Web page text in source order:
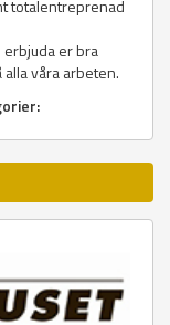
totalentreprenad
er bra
våra arbeten.